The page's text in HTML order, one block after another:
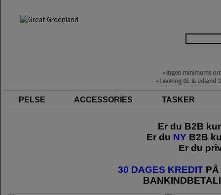
• Ingen minimums
• Levering GL & udland
PELSE ACCESSORIES TASKER
Er du B2B
Er du NY B2B
Er du
30 DAGES KREDITPÅ